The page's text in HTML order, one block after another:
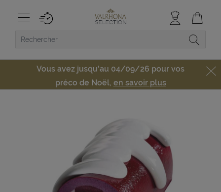
Vous avez jusqu'au 04/09/26 pour vos
préco de Noël, en savoir plus